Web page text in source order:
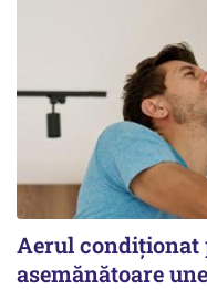
Aerul condiționat
asemănătoare